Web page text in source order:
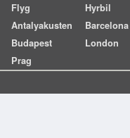
Flyg
Hyrbil
Antalyakusten
Barcelona
Budapest
London
Prag